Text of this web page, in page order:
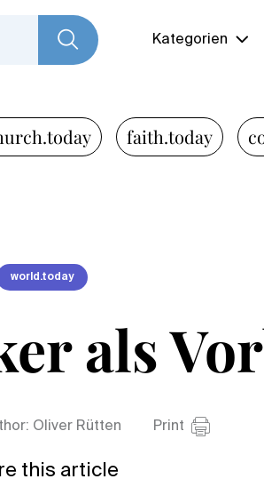
Kategorien
faith.today
world.today
als
Oliver Rütten Print
this article